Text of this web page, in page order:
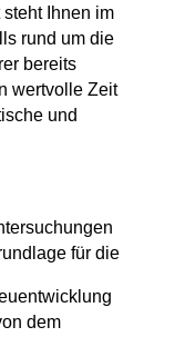
Ihnen im
rund um die
bereits
wertvolle Zeit
und
für die
dem